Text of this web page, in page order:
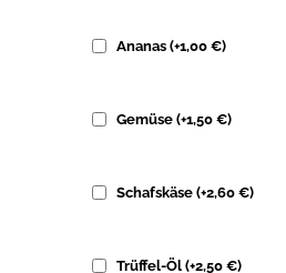
Ananas (+1,00 €)
Gemüse (+1,50 €)
Schafskäse (+2,60 €)
Trüffel-Öl (+2,50 €)